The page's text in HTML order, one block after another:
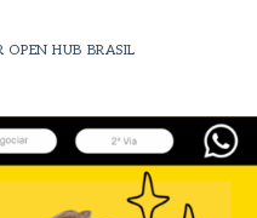
OPEN HUB BRASIL